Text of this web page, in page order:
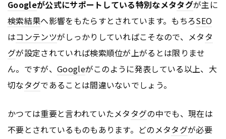
Googleが公式にサポートしている特別なメタタグが主に
検索結果へ影響をもたらすとされています。もちろSEO
はコンテンツがしっかりしていればこそなので、メタタ
グが設定されていれば検索順位が上がるとは限りませ
ん。ですが、 Googleがこのように発表している以上、大
切なタグであることは間違いないでしょう。
かつては重要と言われていたメタタグの中でも、現在は
不要とされているものもあります。どのメタタグが必要